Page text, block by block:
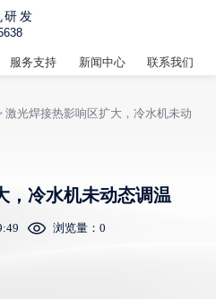
研发
服务支持 新闻中心 联系我们
激光焊接热影响区扩大，冷水机未动
，冷水机未动态调温
浏览量： 0